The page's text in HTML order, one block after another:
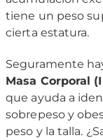
tiene un peso
cierta estatura.
Seguramente
Masa Corporal
que ayuda a
sobrepeso y
peso y la talla.